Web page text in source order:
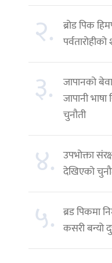
२. ब्रोड पिक
३.
जापानको
जापानी
चुनौती
४. उपभोक्ता
देखिएको
५. ब्रड पिकमा
कसरी बन्यो